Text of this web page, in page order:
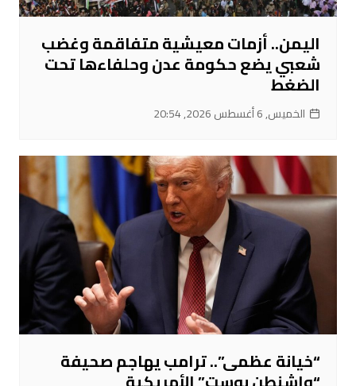
اليمن.. أزمات معيشية متفاقمة وغضب
شعبي يضع حكومة عدن وحلفاءها تحت
الضغط
الخميس, 6 أغسطس 2026, 20:54
“خيانة عظمى”.. ترامب يهاجم صحيفة